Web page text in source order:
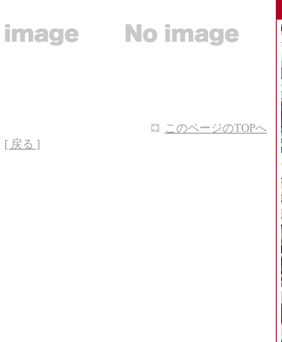
このページのTOPへ
[ 戻る ]